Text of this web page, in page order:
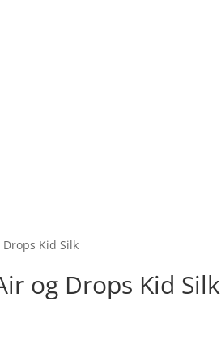
Kid Silk
og Drops Kid Silk